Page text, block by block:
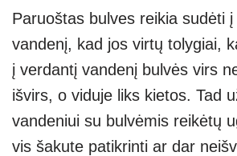
Paruoštas bulves reikia sudėti
vandenį, kad jos virtų tolygiai,
į verdantį vandenį bulvės virs
išvirs, o viduje liks kietos. Tad
vandeniui su bulvėmis reikėtų
vis šakute patikrinti ar dar